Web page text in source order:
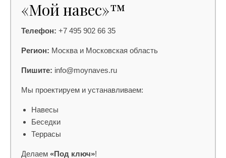
«Мой навес»™
Телефон: +7 495 902 66 35
Регион: Москва и Московская область
Пишите: info@moynaves.ru
Мы проектируем и устанавливаем:
Навесы
Беседки
Террасы
Делаем «Под ключ»!